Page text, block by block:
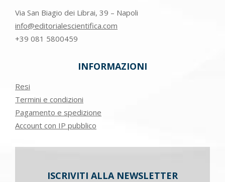
Via San Biagio dei Librai, 39 – Napoli
info@editorialescientifica.com
+39 081 5800459
INFORMAZIONI
Resi
Termini e condizioni
Pagamento e spedizione
Account con IP pubblico
ISCRIVITI ALLA NEWSLETTER